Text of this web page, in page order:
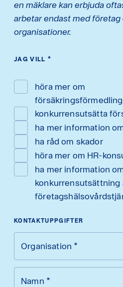
en mäklare kan erbjuda
arbetar endast med
organisationer.
JAG VILL *
höra mer om
konkurrensutsätta
ha mer information
ha råd om skador
höra mer om HR-
ha mer information
konkurrensutsättning
KONTAKTUPPGIFTER
Organisation *
Namn *